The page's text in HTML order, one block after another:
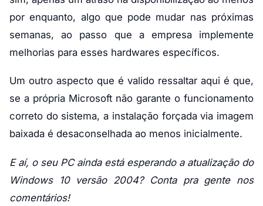
por enquanto, algo que pode mudar nas próximas
semanas, ao passo que a empresa implemente
melhorias para esses hardwares específicos.
Um outro aspecto que é valido ressaltar aqui é que,
se a própria Microsoft não garante o funcionamento
correto do sistema, a instalação forçada via imagem
baixada é desaconselhada ao menos inicialmente.
E aí, o seu PC ainda está esperando a atualização do
Windows 10 versão 2004? Conta pra gente nos
comentários!